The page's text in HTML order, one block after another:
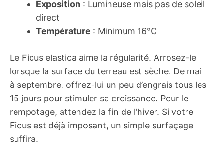
Exposition : Lumineuse mais pas de soleil
direct
Température : Minimum 16°C
Le Ficus elastica aime la régularité. Arrosez-le
lorsque la surface du terreau est sèche. De mai
à septembre, offrez-lui un peu d’engrais tous les
15 jours pour stimuler sa croissance. Pour le
rempotage, attendez la fin de l’hiver. Si votre
Ficus est déjà imposant, un simple surfaçage
suffira.